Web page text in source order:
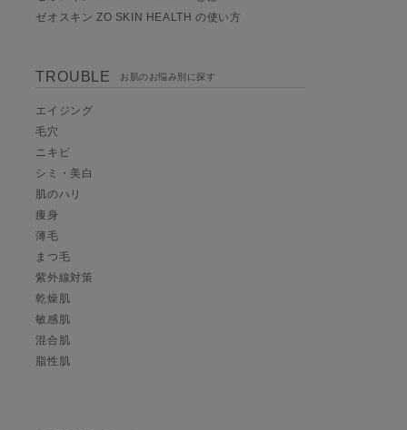
ゼオスキン ZO SKIN HEALTH の使い方
TROUBLE お肌のお悩み別に探す
エイジング
毛穴
ニキビ
シミ・美白
肌のハリ
痩身
薄毛
まつ毛
紫外線対策
乾燥肌
敏感肌
混合肌
脂性肌